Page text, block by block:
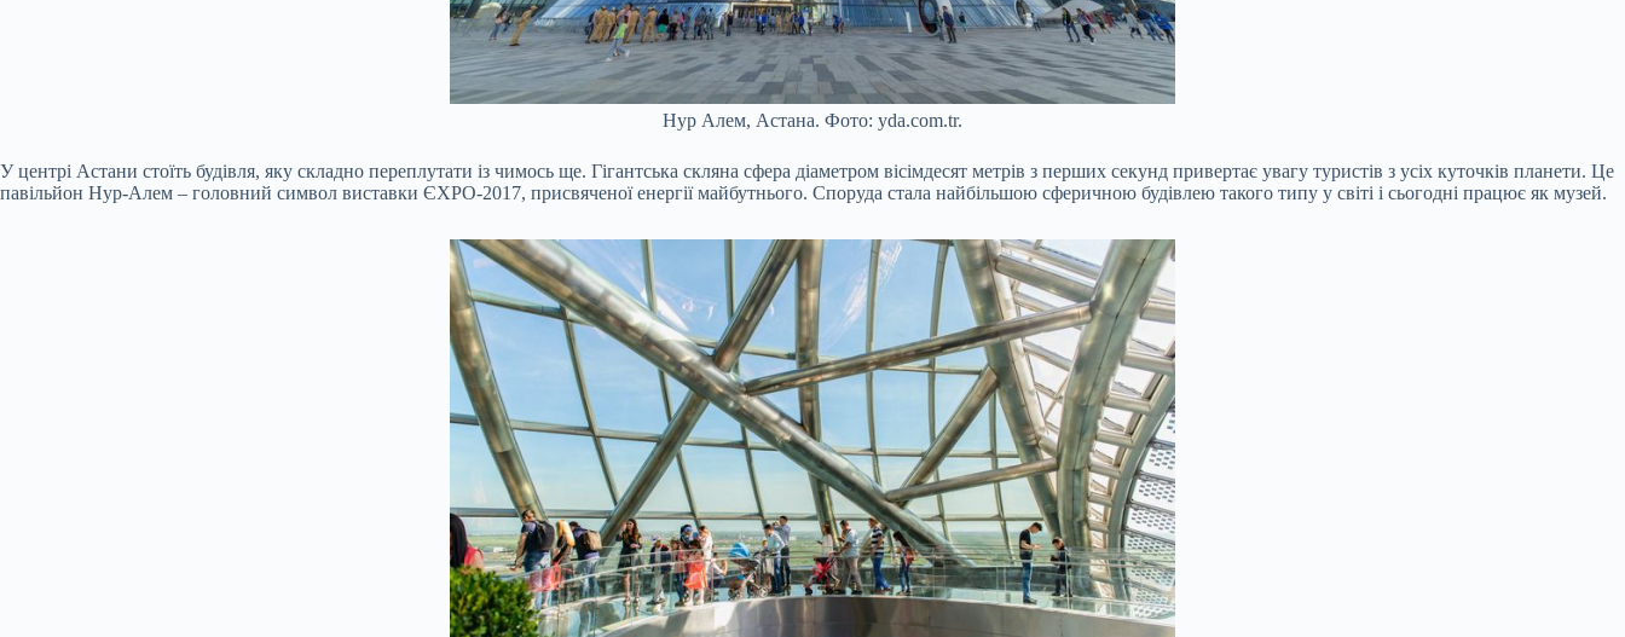
Нур Алем, Астана. Фото: yda.com.tr.
У центрі Астани стоїть будівля, яку складно переплутати із чимось ще. Гігантська скляна сфера діаметром вісімдесят метрів з перших секунд привертає увагу туристів з усіх куточків планети. Це
павільйон Нур-Алем – головний символ виставки ЄХРО-2017, присвяченої енергії майбутнього. Споруда стала найбільшою сферичною будівлею такого типу у світі і сьогодні працює як музей.